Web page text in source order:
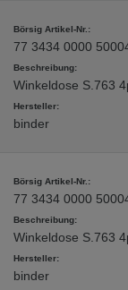
77 3434 0000
Winkeldose S.763
binder
77 3434 0000
Winkeldose S.763
binder